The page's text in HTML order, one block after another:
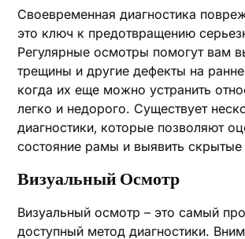
Своевременная диагностика
это ключ к предотвращению
Регулярные осмотры помогут вам
трещины и другие дефекты на
когда их еще можно устранить
легко и недорого. Существует
диагностики‚ которые позволяют
состояние рамы и выявить
Визуальный Осмотр
Визуальный осмотр – это самый
доступный метод диагностики.